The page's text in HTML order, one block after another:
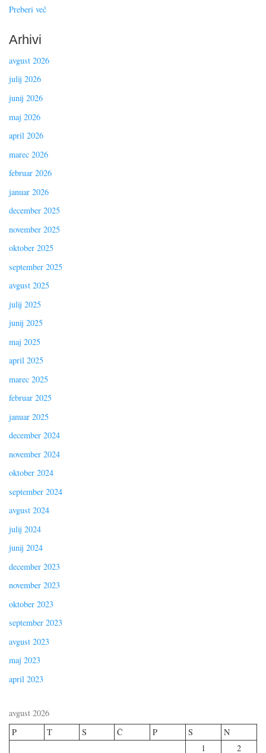
Preberi več
Arhivi
avgust 2026
julij 2026
junij 2026
maj 2026
april 2026
marec 2026
februar 2026
januar 2026
december 2025
november 2025
oktober 2025
september 2025
avgust 2025
julij 2025
junij 2025
maj 2025
april 2025
marec 2025
februar 2025
januar 2025
december 2024
november 2024
oktober 2024
september 2024
avgust 2024
julij 2024
junij 2024
december 2023
november 2023
oktober 2023
september 2023
avgust 2023
maj 2023
april 2023
avgust 2026
P
T S Č P S
N
1
2